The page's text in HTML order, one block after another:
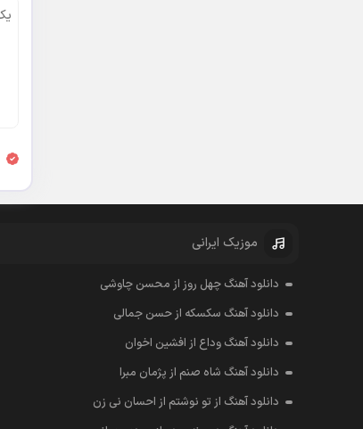
موزیک ایرانی
دانلود آهنگ چهل روز از محسن چاوشی
دانلود آهنگ سکسکه از حسن جمالی
دانلود آهنگ وداع از افشين اخوان
دانلود آهنگ شاه صنم از پژمان مبرا
دانلود آهنگ از تو نوشتم از احسان نی زن